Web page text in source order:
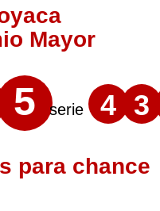
Mayor
5 serie 4 3
para chance